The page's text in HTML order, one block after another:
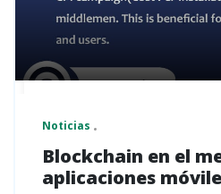
Noticias
Blockchain en el
aplicaciones